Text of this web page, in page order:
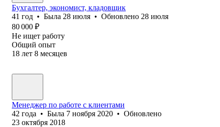
Бухгалтер, экономист, кладовщик
41 год • Была 28 июля • Обновлено 28 июля
80 000 ₽
Не ищет работу
Общий опыт
18 лет 8 месяцев
Менеджер по работе с клиентами
42 года • Была 7 ноября 2020 • Обновлено
23 октября 2018